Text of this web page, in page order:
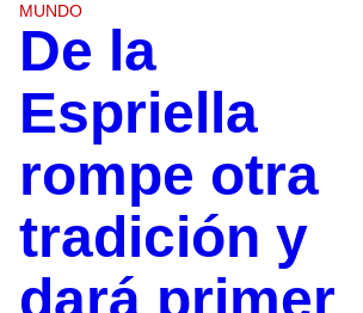
MUNDO
De la
Espriella
rompe otra
tradición y
dará primer